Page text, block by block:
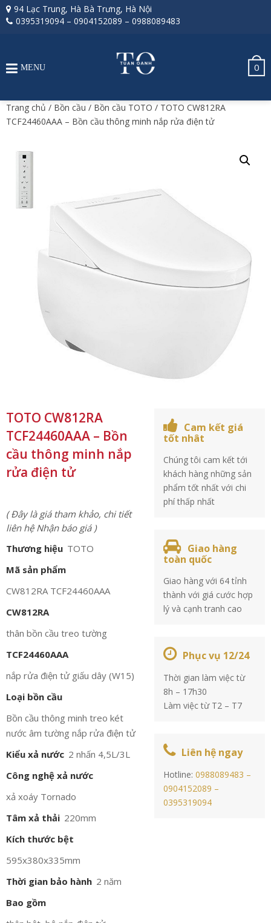
94 Lạc Trung, Hà Bà Trưng, Hà Nội
0395319094 – 0904152089 – 0988089483
0
MENU
Trang chủ / Bồn cầu / Bồn cầu TOTO / TOTO CW812RA
TCF24460AAA – Bồn cầu thông minh nắp rửa điện tử
TOTO CW812RA
TCF24460AAA – Bồn
cầu thông minh nắp
rửa điện tử
( Đây là giá tham khảo, chi tiết
liên hệ Nhận báo giá )
Thương hiệu TOTO
Mã sản phẩm
CW812RA TCF24460AAA
CW812RA
thân bồn cầu treo tường
TCF24460AAA
nắp rửa điện tử giấu dây (W15)
Loại bồn cầu
Bồn cầu thông minh treo két
nước âm tường nắp rửa điện tử
Kiểu xả nước 2 nhấn 4,5L/3L
Công nghệ xả nước
xả xoáy Tornado
Tâm xả thải 220mm
Kích thước bệt
595x380x335mm
Thời gian bảo hành 2 năm
Bao gồm
Cam kết giá
tốt nhât
Chúng tôi cam kết tới
khách hàng những sản
phẩm tốt nhất với chi
phí thấp nhất
Giao hàng
toàn quốc
Giao hàng với 64 tỉnh
thành với giá cước hợp
lý và cạnh tranh cao
Phục vụ 12/24
Thời gian làm việc từ
8h – 17h30
Làm việc từ T2 – T7
Liên hệ ngay
Hotline:0988089483 –
0904152089 –
0395319094